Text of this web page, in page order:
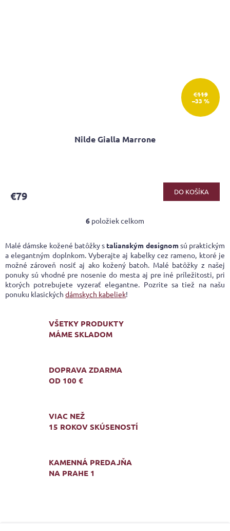
€119
–33 %
Nilde Gialla Marrone
je
€79 DO KOŠÍKA
O
l
á
d
a
c
i
r
ý
6 položiek celkom
Malé dámske kožené batôžky s talianským designomsú praktickým
a elegantným doplnkom. Vyberajte aj kabelky cez rameno, ktoré je
možné zároveň nosiť aj ako kožený batoh. Malé batôžky z našej
ponuky sú vhodné pre nosenie do mesta aj pre iné príležitosti, pri
ktorých potrebujete vyzerať elegantne. Pozrite sa tiež na našu
ponuku klasických dámskych kabeliek!
VŠETKY PRODUKTY
MÁME SKLADOM
DOPRAVA ZDARMA
OD 100 €
VIAC NEŽ
15 ROKOV SKÚSENOSTÍ
KAMENNÁ PREDAJŇA
NA PRAHE 1